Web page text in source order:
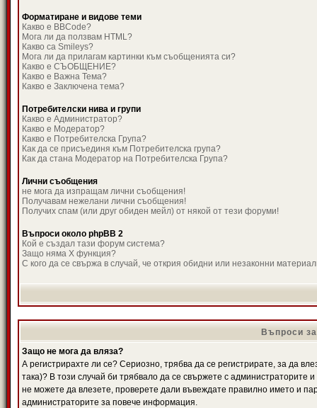
Форматиране и видове теми
Какво е BBCode?
Мога ли да ползвам HTML?
Какво са Smileys?
Мога ли да прилагам картинки към съобщенията си?
Какво е СЪОБЩЕНИЕ?
Какво е Важна Тема?
Какво е Заключена тема?
Потребителски нива и групи
Какво е Администратор?
Какво е Модератор?
Какво е Потребителска Група?
Как да се присъединя към Потребителска група?
Как да стана Модератор на Потребителска Група?
Лични съобщения
не мога да изпращам лични съобщения!
Получавам нежелани лични съобщения!
Получих спам (или друг обиден мейл) от някой от тези форуми!
Въпроси около phpBB 2
Кой е създал тази форум система?
Защо няма X функция?
С кого да се свържа в случай, че открия обидни или незаконни
Въпроси
Защо не мога да вляза?
А регистрирахте ли се? Сериозно, трябва да се регистрирате, за да
така)? В този случай би трябвало да се свържете с администраторите
не можете да влезете, проверете дали въвеждате правилно името и
администраторите за повече информация.